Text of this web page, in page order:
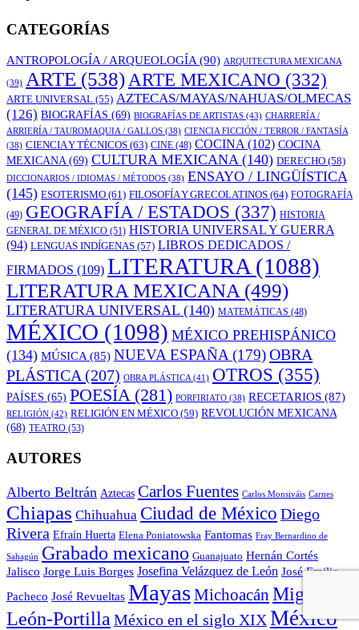
CATEGORÍAS
ANTROPOLOGÍA / ARQUEOLOGÍA(90) ARQUITECTURA MEXICANA
(39) ARTE (538)ARTE MEXICANO (332)
ARTE UNIVERSAL (55) AZTECAS/MAYAS/NAHUAS/OLMECAS
(126) BIOGRAFÍAS (69) BIOGRAFÍAS DE ARTISTAS (43) CHARRERÍA /
ARRIERÍA / TAUROMAQUIA / GALLOS (38) CIENCIA FICCIÓN / TERROR / FANTASÍA
(38) CIENCIA Y TÉCNICOS (63) CINE (48) COCINA(102) COCINA
MEXICANA(69) CULTURA MEXICANA(140) DERECHO (58)
DICCIONARIOS / IDIOMAS / MÉTODOS (38) ENSAYO / LINGÜÍSTICA
(145) ESOTERISMO (61) FILOSOFÍA Y GRECOLATINOS (64) FOTOGRAFÍA
(49) GEOGRAFÍA / ESTADOS (337) HISTORIA
GENERAL DE MÉXICO (51) HISTORIA UNIVERSAL Y GUERRA
(94) LENGUAS INDÍGENAS (57) LIBROS DEDICADOS /
FIRMADOS (109) LITERATURA(1088)
LITERATURA MEXICANA(499)
LITERATURA UNIVERSAL (140) MATEMÁTICAS (48)
MÉXICO (1098) MÉXICO PREHISPÁNICO
(134) MÚSICA(85) NUEVA ESPAÑA(179)OBRA
PLÁSTICA(207) OBRA PLÁSTICA(41) OTROS (355)
PAÍSES (65) POESÍA(281) PORFIRIATO (38) RECETARIOS (87)
RELIGIÓN (42) RELIGIÓN EN MÉXICO (59) REVOLUCIÓN MEXICANA
(68) TEATRO (53)
AUTORES
Alberto Beltrán Aztecas Carlos Fuentes Carlos Monsiváis Carnes
Chiapas Chihuahua Ciudad de México Diego
Rivera Efraín Huerta Elena Poniatowska Fantomas Fray Bernardino de
Sahagún Grabado mexicano Guanajuato Hernán Cortés
Jalisco Jorge Luis Borges Josefina Velázquez de León José Emilio
Pacheco José Revueltas MayasMichoacán Miguel
León-Portilla México en el siglo XIXMéxico